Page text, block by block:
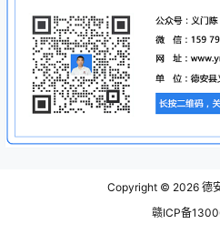
Copyright © 2026 德
赣ICP备